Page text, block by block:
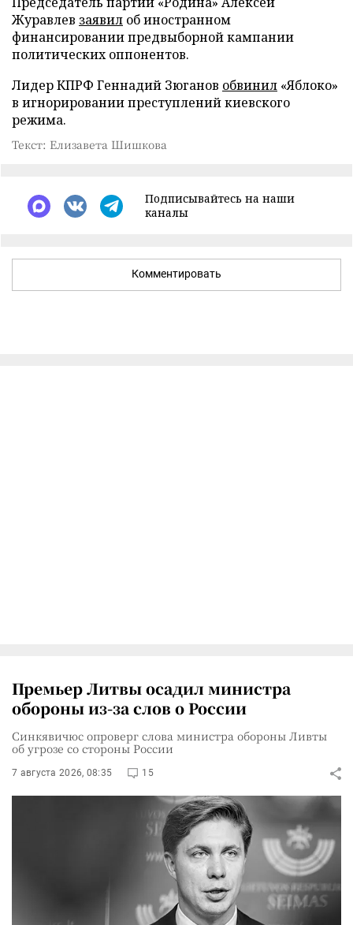
Журавлев заявил об иностранном
финансировании предвыборной кампании
политических оппонентов.
Лидер КПРФ Геннадий Зюганов обвинил «Яблоко»
в игнорировании преступлений киевского
режима.
Текст: Елизавета Шишкова
Подписывайтесь на наши
каналы
Комментировать
Премьер Литвы осадил министра
обороны из-за слов о России
Синкявичюс опроверг слова министра обороны Ливты
об угрозе со стороны России
7 августа 2026, 08:35 15